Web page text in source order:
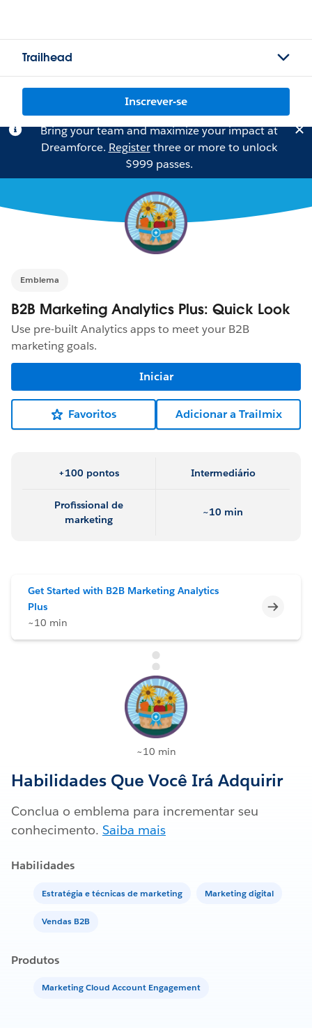
Trailhead
Inscrever-se
Bring your team and maximize your impact at
Dreamforce. Registerthree or more to unlock
$999 passes.
Emblema
B2B Marketing Analytics Plus: Quick Look
Use pre-built Analytics apps to meet your B2B
marketing goals.
Iniciar
Favoritos Adicionar a Trailmix
+100 pontos Intermediário
Profissional de
marketing
~10 min
Get Started with B2B Marketing Analytics
Plus
~10 min
~10 min
Habilidades Que Você Irá Adquirir
Conclua o emblema para incrementar seu
conhecimento. Saiba mais
Habilidades
Estratégia e técnicas de marketing Marketing digital
Vendas B2B
Produtos
Marketing Cloud Account Engagement